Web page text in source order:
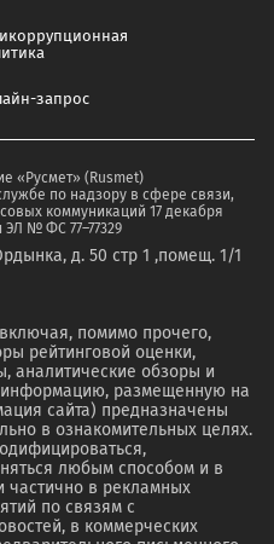
запрос
«Русмет» (Rusmet)
по надзору в сфере связи,
коммуникаций 17 декабря
ЭЛ № ФС 77–77329
д. 50 стр 1 ,помещ. 1/1
помимо прочего,
рейтинговой оценки,
аналитические обзоры и
размещенную на
сайта) предназначены
в ознакомительных целях.
любым способом и в
в рекламных
по связям с
в коммерческих